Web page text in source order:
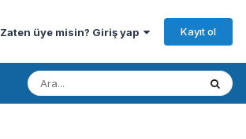
Zaten üye misin? Giriş yap Kayıt ol